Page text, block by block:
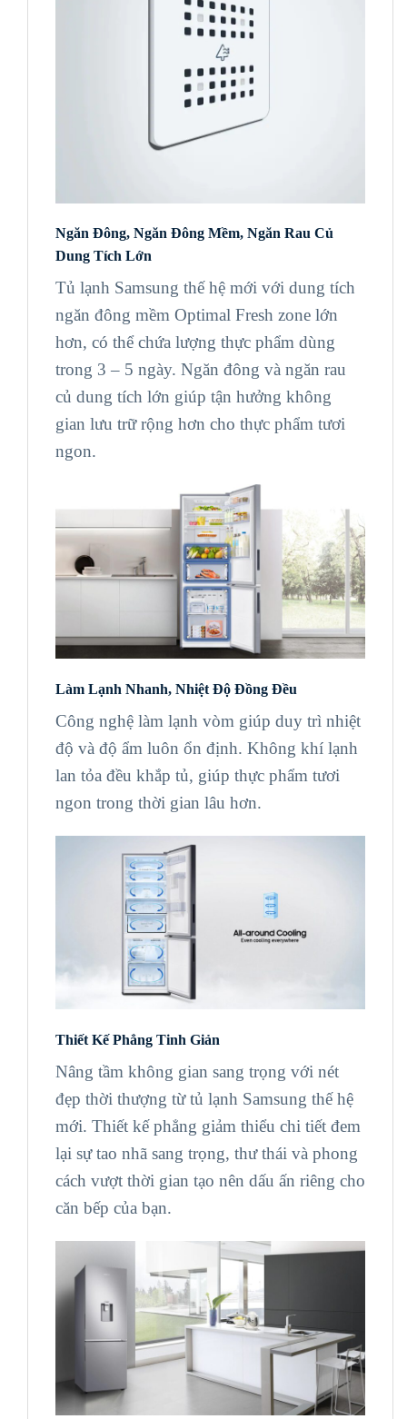
Ngăn Đông, Ngăn Đông Mềm, Ngăn Rau Củ
Dung Tích Lớn
Tủ lạnh Samsung thế hệ mới với dung tích
ngăn đông mềm Optimal Fresh zone lớn
hơn, có thể chứa lượng thực phẩm dùng
trong 3 – 5 ngày. Ngăn đông và ngăn rau
củ dung tích lớn giúp tận hưởng không
gian lưu trữ rộng hơn cho thực phẩm tươi
ngon.
Làm Lạnh Nhanh, Nhiệt Độ Đồng Đều
Công nghệ làm lạnh vòm giúp duy trì nhiệt
độ và độ ẩm luôn ổn định. Không khí lạnh
lan tỏa đều khắp tủ, giúp thực phẩm tươi
ngon trong thời gian lâu hơn.
Thiết Kế Phẳng Tinh Giản
Nâng tầm không gian sang trọng với nét
đẹp thời thượng từ tủ lạnh Samsung thế hệ
mới. Thiết kế phẳng giảm thiểu chi tiết đem
lại sự tao nhã sang trọng, thư thái và phong
cách vượt thời gian tạo nên dấu ấn riêng cho
căn bếp của bạn.